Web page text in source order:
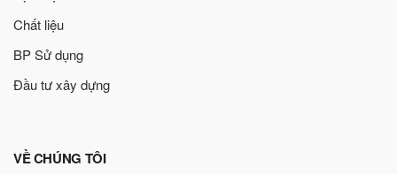
Chất liệu
BP Sử dụng
Đầu tư xây dựng
VỀ CHÚNG TÔI